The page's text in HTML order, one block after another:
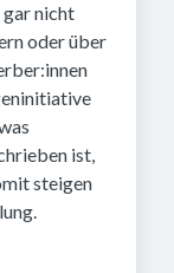
nicht
oder über
ist,
steigen